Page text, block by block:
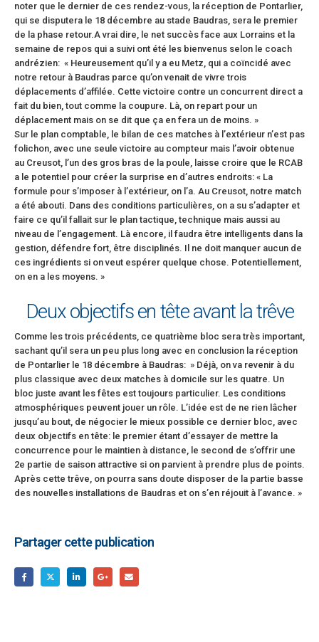
noter que le dernier de ces rendez-vous, la réception de Pontarlier,
qui se disputera le 18 décembre au stade Baudras, sera le premier
de la phase retour.A vrai dire, le net succès face aux Lorrains et la
semaine de repos qui a suivi ont été les bienvenus selon le coach
andrézien: « Heureusement qu’il y a eu Metz, qui a coïncidé avec
notre retour à Baudras parce qu’on venait de vivre trois
déplacements d’affilée. Cette victoire contre un concurrent direct a
fait du bien, tout comme la coupure. Là, on repart pour un
déplacement mais on se dit que ça en fera un de moins. »
Sur le plan comptable, le bilan de ces matches à l’extérieur n’est pas
folichon, avec une seule victoire au compteur mais l’avoir obtenue
au Creusot, l’un des gros bras de la poule, laisse croire que le RCAB
a le potentiel pour créer la surprise en d’autres endroits: « La
formule pour s’imposer à l’extérieur, on l’a. Au Creusot, notre match
a été abouti. Dans des conditions particulières, on a su s’adapter et
faire ce qu’il fallait sur le plan tactique, technique mais aussi au
niveau de l’engagement. Là encore, il faudra être intelligents dans la
gestion, défendre fort, être disciplinés. Il ne doit manquer aucun de
ces ingrédients si on veut espérer quelque chose. Potentiellement,
on en a les moyens. »
Deux objectifs en tête avant la trêve
Comme les trois précédents, ce quatrième bloc sera très important,
sachant qu’il sera un peu plus long avec en conclusion la réception
de Pontarlier le 18 décembre à Baudras: » Déjà, on va revenir à du
plus classique avec deux matches à domicile sur les quatre. Un
bloc juste avant les fêtes est toujours particulier. Les conditions
atmosphériques peuvent jouer un rôle. L’idée est de ne rien lâcher
jusqu’au bout, de négocier le mieux possible ce dernier bloc, avec
deux objectifs en tête: le premier étant d’essayer de mettre la
concurrence pour le maintien à distance, le second de s’offrir une
2e partie de saison attractive si on parvient à prendre plus de points.
Après cette trêve, on pourra sans doute disposer de la partie basse
des nouvelles installations de Baudras et on s’en réjouit à l’avance. »
Partager cette publication